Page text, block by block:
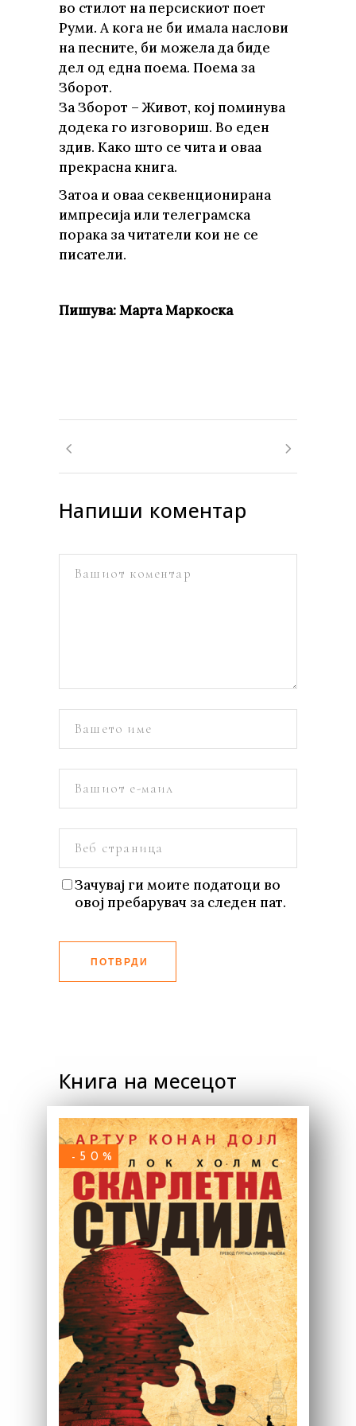
во стилот на персискиот поет
Руми. А кога не би имала наслови
на песните, би можела да биде
дел од една поема. Поема за
Зборот.
За Зборот – Живот, кој поминува
додека го изговориш. Во еден
здив. Како што се чита и оваа
прекрасна книга.
Затоа и оваа секвенционирана
импресија или телеграмска
порака за читатели кои не се
писатели.
Пишува: Марта Маркоска
Напиши коментар
Зачувај ги моите податоци во
овој пребарувач за следен пат.
ПОТВРДИ
Книга на месецот
-50%